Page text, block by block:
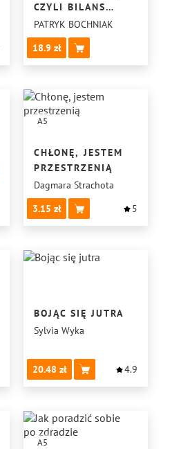
CZYLI BILANS
ZAMKNIĘCIA
PIERWSZEGO
ĆWIERĆWIECZA
PATRYK BOCHNIAK
18.9
A5
CHŁONĘ, JESTEM
PRZESTRZENIĄ
Dagmara Strachota
3.15
5
BOJĄC SIĘ JUTRA
Sylvia Wyka
20.48 4.9
A5